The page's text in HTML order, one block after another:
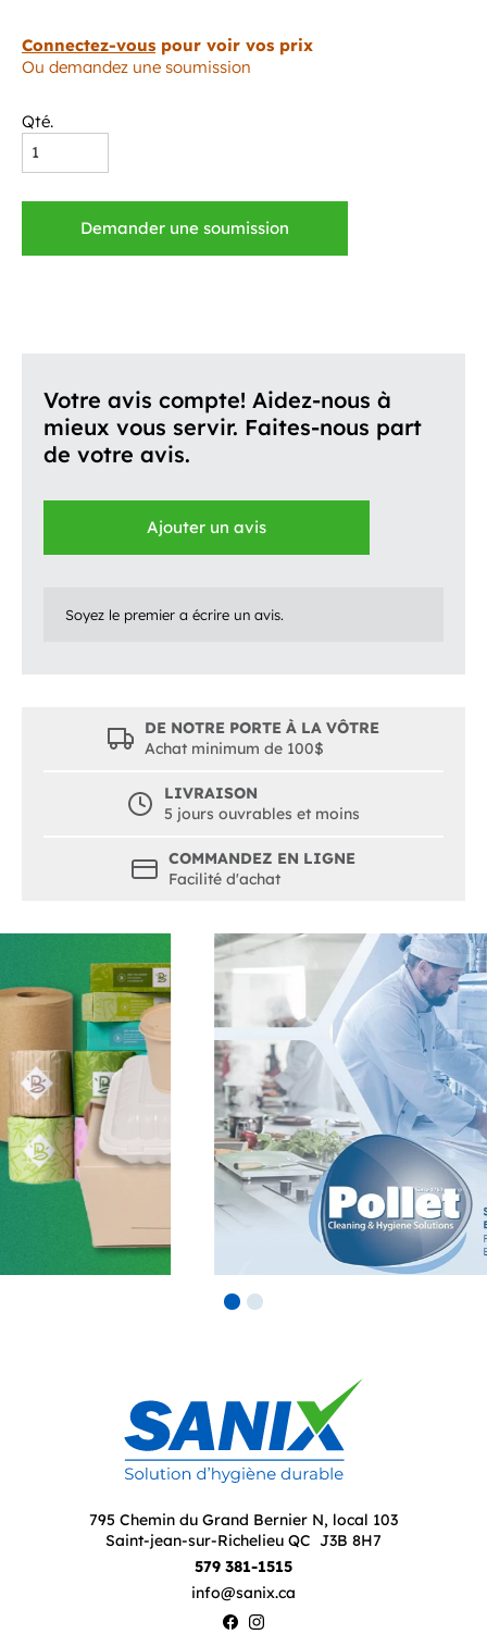
Connectez-vous pour voir vos prix
Ou demandez une soumission
Qté.
Demander une soumission
Votre avis compte! Aidez-nous à
mieux vous servir. Faites-nous part
de votre avis.
Ajouter un avis
Soyez le premier a écrire un avis.
DE NOTRE PORTE À LA VÔTRE
Achat minimum de 100$
LIVRAISON
5 jours ouvrables et moins
COMMANDEZ EN LIGNE
Facilité d'achat
795 Chemin du Grand Bernier N, local 103
Saint-jean-sur-Richelieu QC J3B 8H7
579 381-1515
info@sanix.ca